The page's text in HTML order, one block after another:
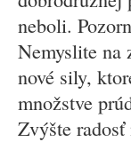
neboli.
Nemyslite na
nové sily,
množstve
Zvýšte